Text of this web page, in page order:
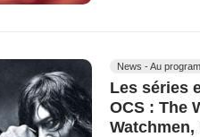
News - Au
Les séries
OCS : The
Watchmen,